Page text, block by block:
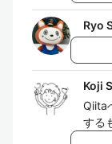
Ryo
Koji
Qiita
する